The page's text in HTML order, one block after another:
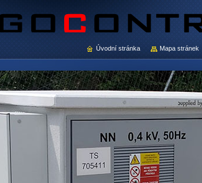
Úvodní stránka Mapa stránek